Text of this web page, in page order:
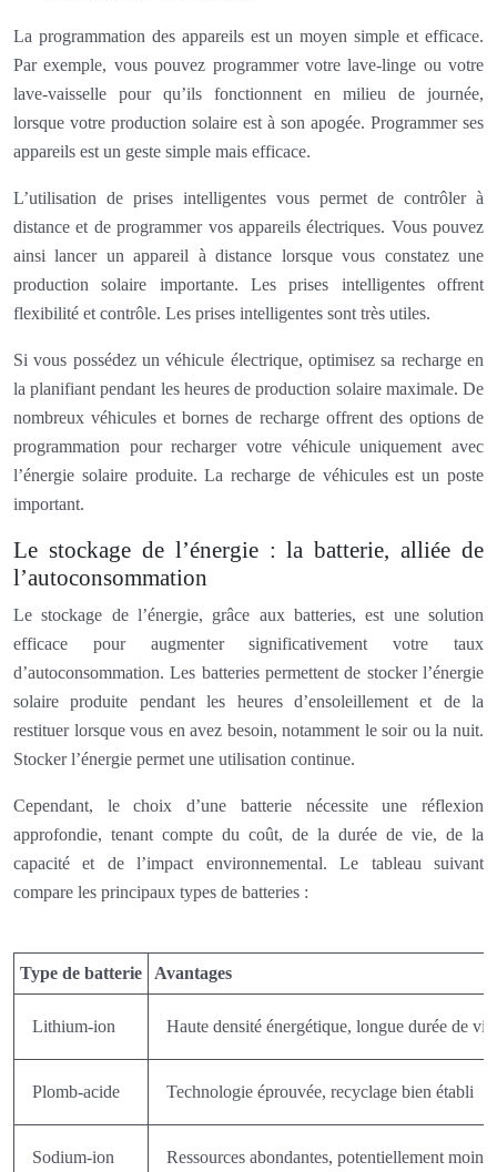
La programmation des appareils est un moyen simple et efficace.
Par exemple, vous pouvez programmer votre lave-linge ou votre
lave-vaisselle pour qu’ils fonctionnent en milieu de journée,
lorsque votre production solaire est à son apogée. Programmer ses
appareils est un geste simple mais efficace.
L’utilisation de prises intelligentes vous permet de contrôler à
distance et de programmer vos appareils électriques. Vous pouvez
ainsi lancer un appareil à distance lorsque vous constatez une
production solaire importante. Les prises intelligentes offrent
flexibilité et contrôle. Les prises intelligentes sont très utiles.
Si vous possédez un véhicule électrique, optimisez sa recharge en
la planifiant pendant les heures de production solaire maximale. De
nombreux véhicules et bornes de recharge offrent des options de
programmation pour recharger votre véhicule uniquement avec
l’énergie solaire produite. La recharge de véhicules est un poste
important.
Le stockage de l’énergie : la batterie, alliée de
l’autoconsommation
Le stockage de l’énergie, grâce aux batteries, est une solution
efficace pour augmenter significativement votre taux
d’autoconsommation. Les batteries permettent de stocker l’énergie
solaire produite pendant les heures d’ensoleillement et de la
restituer lorsque vous en avez besoin, notamment le soir ou la nuit.
Stocker l’énergie permet une utilisation continue.
Cependant, le choix d’une batterie nécessite une réflexion
approfondie, tenant compte du coût, de la durée de vie, de la
capacité et de l’impact environnemental. Le tableau suivant
compare les principaux types de batteries :
Type de batterie Avantages
Lithium-ion Haute densité énergétique, longue durée de
Plomb-acide Technologie éprouvée, recyclage bien établi
Sodium-ion Ressources abondantes, potentiellement